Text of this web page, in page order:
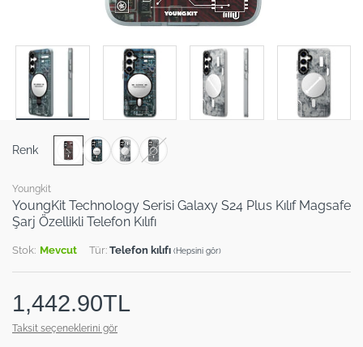
Youngkit
YoungKit Technology Serisi Galaxy S24 Plus Kılıf Magsafe
Şarj Özellikli Telefon Kılıfı
Stok: Mevcut Tür: Telefon kılıfı (Hepsini gör)
1,442.90TL
Taksit seçeneklerini gör
Renk